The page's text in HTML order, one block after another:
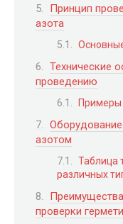
Принцип
азота
Технические
проведению
Примеры
азотом
Таблица
различных
проверки